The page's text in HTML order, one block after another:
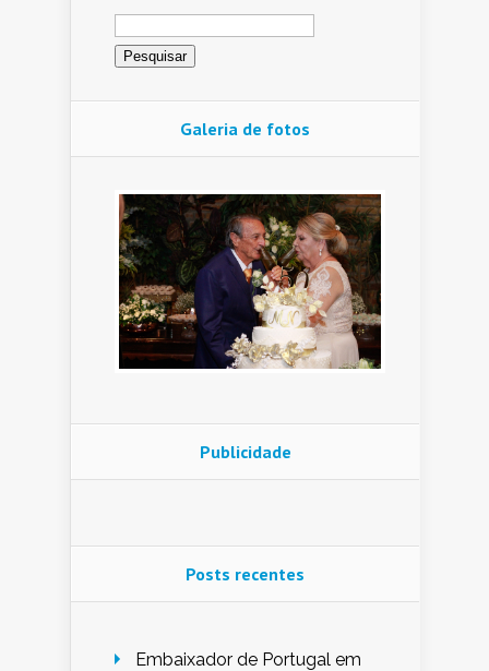
Pesquisar
por:
Galeria de fotos
Publicidade
Posts recentes
Embaixador de Portugal em